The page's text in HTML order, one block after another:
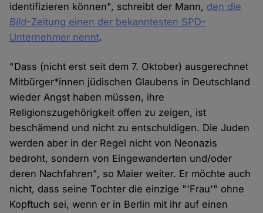
identifizieren können", schreibt der Mann, den die
Bild-Zeitung einen der bekanntesten SPD-
Unternehmer nennt.
"Dass (nicht erst seit dem 7. Oktober) ausgerechnet
Mitbürger*innen jüdischen Glaubens in Deutschland
wieder Angst haben müssen, ihre
Religionszugehörigkeit offen zu zeigen, ist
beschämend und nicht zu entschuldigen. Die Juden
werden aber in der Regel nicht von Neonazis
bedroht, sondern von Eingewanderten und/oder
deren Nachfahren", so Maier weiter. Er möchte auch
nicht, dass seine Tochter die einzige "'Frau'" ohne
Kopftuch sei, wenn er in Berlin mit ihr auf einen